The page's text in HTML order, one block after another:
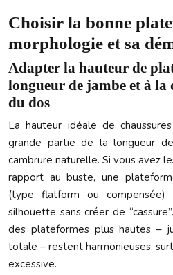
Choisir la bonne
morphologie et sa
Adapter la hauteur de
longueur de jambe et à
du dos
La hauteur idéale de
grande partie de la longueur
cambrure naturelle. Si vous avez
rapport au buste, une
(type flatform ou compensée)
silhouette sans créer de
des plateformes plus hautes –
totale – restent harmonieuses,
excessive.